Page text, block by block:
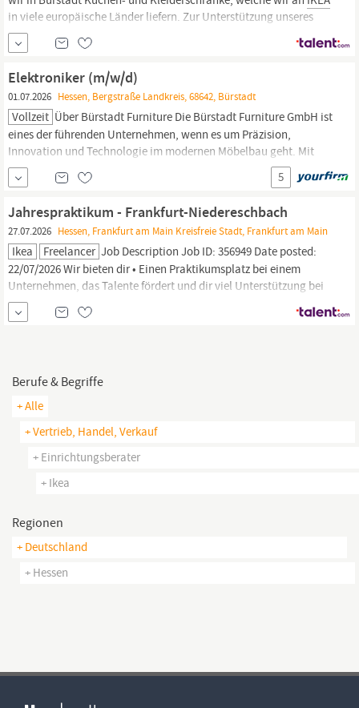
in viele europäische Länder liefern. Zur Unterstützung unseres
stark wachsenden Teams, suchen wir in Bürstadt eine/n
Elektroniker (m/w/d) für die Instandhaltung in Vollzeit im
Dreischichtbetrieb. Ihre Aufgaben Wartung und Reparatur von
elektrischen...
Elektroniker (m/w/d)
01.07.2026 Hessen, Bergstraße Landkreis, 68642, Bürstadt
Vollzeit Über Bürstadt Furniture Die Bürstadt Furniture GmbH ist
eines der führenden Unternehmen, wenn es um Präzision,
Innovation und Technologie im modernen Möbelbau geht. Mit
über 500 Mitarbeitenden produzieren wir in Bürstadt Küchen- und
Kleiderschränke, welche wir an
in viele europäische Länder
5
Jahrespraktikum - Frankfurt-Niedereschbach
27.07.2026 Hessen, Frankfurt am Main Kreisfreie Stadt, Frankfurt am Main
Ikea Freelancer Job Description Job ID: 356949 Date posted:
22/07/2026 Wir bieten dir • Einen Praktikumsplatz bei einem
Unternehmen, das Talente fördert und dir viel Unterstützung bei
deiner Entwicklung bietet. • Alle Chancen eines weltweit
erfolgreichen, wachsenden Unternehmens: Bei
stehen dir
Berufe & Begriffe
+ Alle
+ Vertrieb, Handel, Verkauf
+ Einrichtungsberater
+ Ikea
Regionen
+ Deutschland
+ Hessen